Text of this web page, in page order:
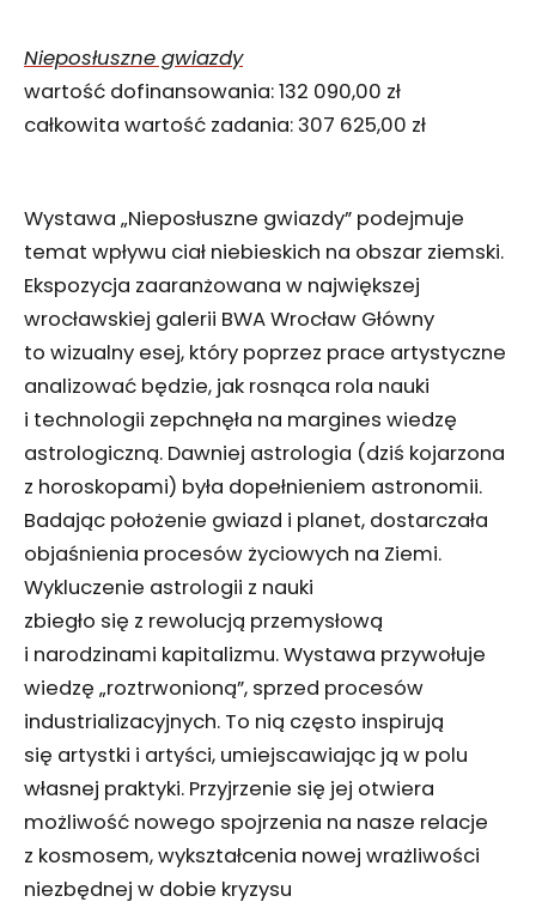
Nieposłuszne gwiazdy
wartość dofinansowania: 132 090,00 zł
całkowita wartość zadania: 307 625,00 zł
Wystawa „Nieposłuszne gwiazdy” podejmuje
temat wpływu ciał niebieskich na obszar ziemski.
Ekspozycja zaaranżowana w największej
wrocławskiej galerii BWA Wrocław Główny
to wizualny esej, który poprzez prace artystyczne
analizować będzie, jak rosnąca rola nauki
i technologii zepchnęła na margines wiedzę
astrologiczną. Dawniej astrologia (dziś kojarzona
z horoskopami) była dopełnieniem astronomii.
Badając położenie gwiazd i planet, dostarczała
objaśnienia procesów życiowych na Ziemi.
Wykluczenie astrologii z nauki
zbiegło się z rewolucją przemysłową
i narodzinami kapitalizmu. Wystawa przywołuje
wiedzę „roztrwonioną”, sprzed procesów
industrializacyjnych. To nią często inspirują
się artystki i artyści, umiejscawiając ją w polu
własnej praktyki. Przyjrzenie się jej otwiera
możliwość nowego spojrzenia na nasze relacje
z kosmosem, wykształcenia nowej wrażliwości
niezbędnej w dobie kryzysu